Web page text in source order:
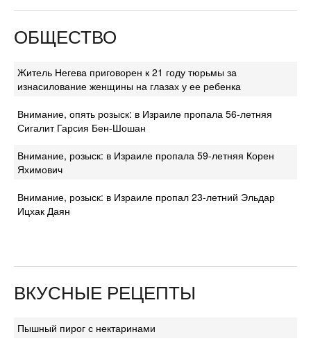
ОБЩЕСТВО
Житель Негева приговорен к 21 году тюрьмы за
изнасилование женщины на глазах у ее ребенка
Внимание, опять розыск: в Израиле пропала 56-летняя
Сигалит Гарсия Бен-Шошан
Внимание, розыск: в Израиле пропала 59-летняя Корен
Яхимович
Внимание, розыск: в Израиле пропал 23-летний Эльдар
Ицхак Даян
ВКУСНЫЕ РЕЦЕПТЫ
Пышный пирог с нектаринами